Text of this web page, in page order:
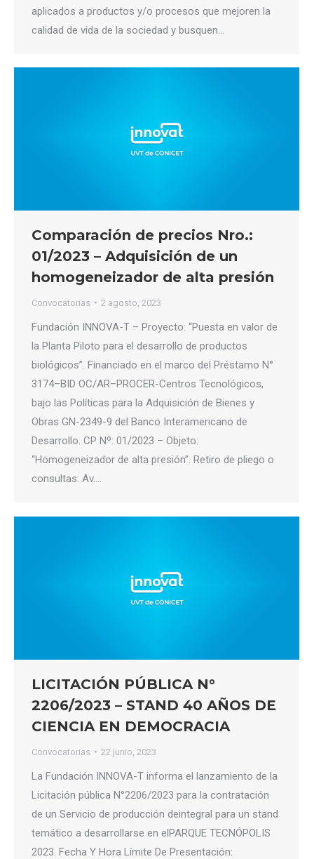
aplicados a productos y/o procesos que mejoren la
calidad de vida de la sociedad y busquen…
Comparación de precios Nro.:
01/2023 – Adquisición de un
homogeneizador de alta presión
Convocatorias 2 agosto, 2023
Fundación INNOVA-T – Proyecto: “Puesta en valor de
la Planta Piloto para el desarrollo de productos
biológicos”. Financiado en el marco del Préstamo N°
3174–BID OC/AR–PROCER-Centros Tecnológicos,
bajo las Políticas para la Adquisición de Bienes y
Obras GN-2349-9 del Banco Interamericano de
Desarrollo. CP Nº: 01/2023 – Objeto:
“Homogeneizador de alta presión”. Retiro de pliego o
consultas: Av.…
LICITACIÓN PÚBLICA N°
2206/2023 – STAND 40 AÑOS DE
CIENCIA EN DEMOCRACIA
Convocatorias 22 junio, 2023
La Fundación INNOVA-T informa el lanzamiento de la
Licitación pública N°2206/2023 para la contratación
de un Servicio de producción deintegral para un stand
temático a desarrollarse en elPARQUE TECNÓPOLIS
2023. Fecha Y Hora Límite De Presentación: